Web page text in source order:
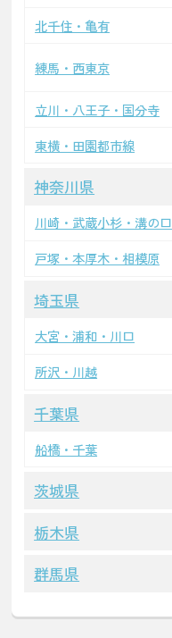
北千住・亀有
練馬・西東京
立川・八王子・国分寺
東横・田園都市線
神奈川県
川崎・武蔵小杉・溝の口
戸塚・本厚木・相模原
埼玉県
大宮・浦和・川口
所沢・川越
千葉県
船橋・千葉
茨城県
栃木県
群馬県